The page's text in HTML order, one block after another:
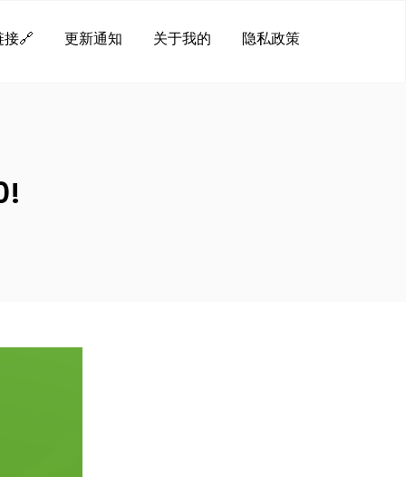
接🔗 更新通知 关于我的 隐私政策